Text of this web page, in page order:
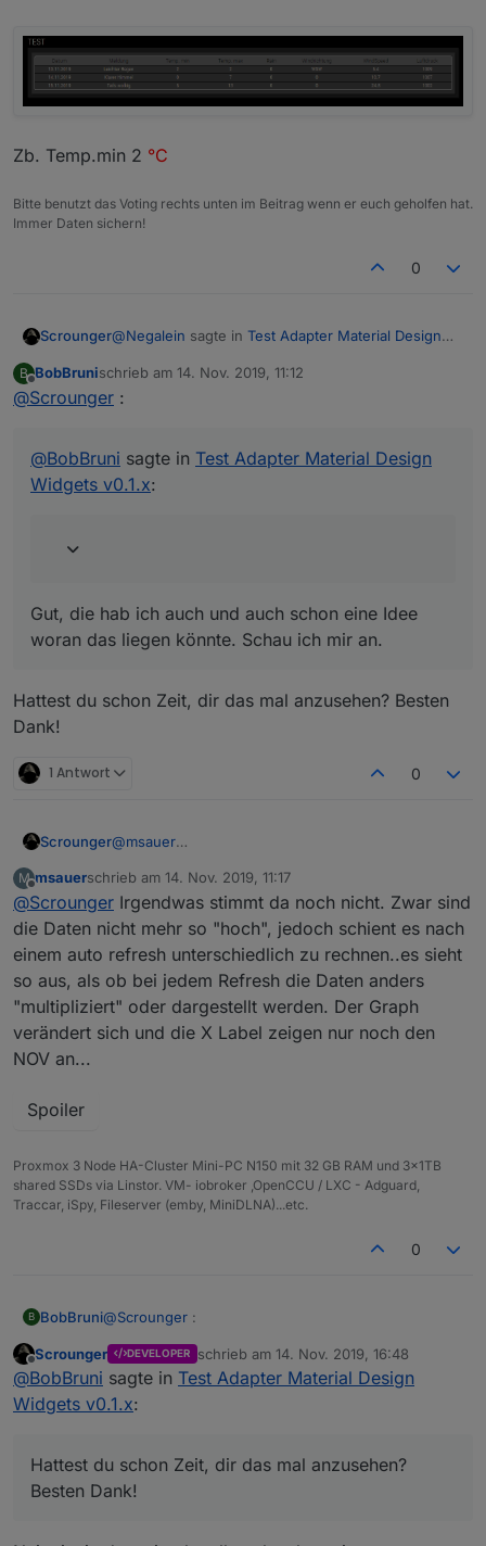
Zb. Temp.min 2 °C
Bitte benutzt das Voting rechts unten im Beitrag wenn er euch geholfen hat.
Immer Daten sichern!
0
Scrounger@Negalein sagte in Test Adapter Material Design
angezeigt wird, sondern eine fortlaufende
Wellenform?
minTimeInterval kannst du die Anzahl begrenzen.
https://github.com/Scrounger/ioBroker.vis-
materialdesign#line-history-chart
Weiter kannst du unter group_linelayout das
Aussehen der Punkte beeinflussen und über
Mach mal nen export von dem Widget.
Working Datenpunkt?
Gut, die hab ich auch und auch schon eine Idee
woran das liegen könnte. Schau ich mir an.
B
Offline
BobBrunischrieb am 14. Nov. 2019, 11:12
zuletzt editiert von
@Scrounger :
@BobBruni sagte in Test Adapter Material Design
Widgets v0.1.x:
Gut, die hab ich auch und auch schon eine Idee
woran das liegen könnte. Schau ich mir an.
Hattest du schon Zeit, dir das mal anzusehen? Besten
Dank!
1 Antwort 0
Scrounger@msauer
M
Offline
msauerschrieb am 14. Nov. 2019, 11:17
zuletzt editiert von
@Scrounger Irgendwas stimmt da noch nicht. Zwar sind
die Daten nicht mehr so "hoch", jedoch schient es nach
einem auto refresh unterschiedlich zu rechnen..es sieht
so aus, als ob bei jedem Refresh die Daten anders
"multipliziert" oder dargestellt werden. Der Graph
verändert sich und die X Label zeigen nur noch den
NOV an...
Spoiler
Proxmox 3 Node HA-Cluster Mini-PC N150 mit 32 GB RAM und 3x1TB
shared SSDs via Linstor. VM- iobroker ,OpenCCU / LXC - Adguard,
Traccar, iSpy, Fileserver (emby, MiniDLNA)...etc.
0
B BobBruni@Scrounger :
@BobBrunisagte inTest Adapter Material
Design Widgets v0.1.x:
Hattest du schon Zeit, dir das mal anzusehen?
Offline
Scrounger DEVELOPER schrieb am 14. Nov. 2019, 16:48
zuletzt editiert von
@BobBruni sagte in Test Adapter Material Design
Widgets v0.1.x:
Hattest du schon Zeit, dir das mal anzusehen?
Besten Dank!